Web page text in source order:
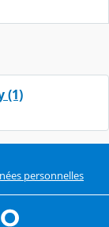
(1)
personnelles